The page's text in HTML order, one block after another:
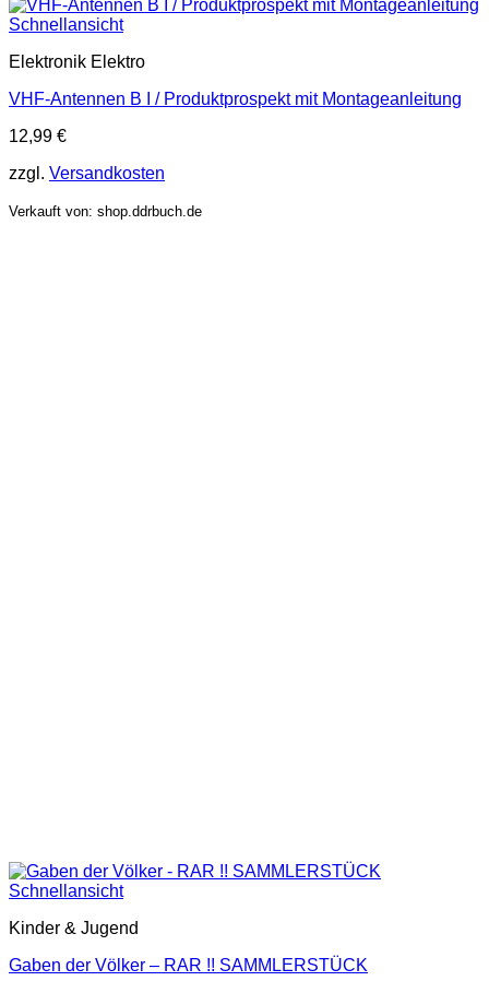
Schnellansicht
Elektronik Elektro
VHF-Antennen B I / Produktprospekt mit Montageanleitung
12,99 €
zzgl. Versandkosten
Verkauft von: shop.ddrbuch.de
Schnellansicht
Kinder & Jugend
Gaben der Völker – RAR !! SAMMLERSTÜCK